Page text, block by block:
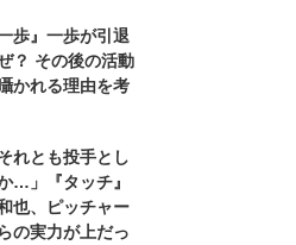
歩』一歩が引退
？ その後の活動
かれる理由を考
れとも投手とし
…」『タッチ』
也、ピッチャー
の実力が上だっ